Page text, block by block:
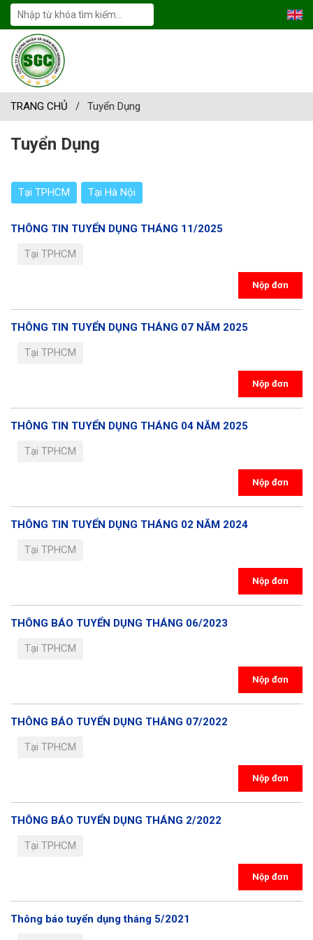
TRANG CHỦ / Tuyển Dụng
Tuyển Dụng
Tại TPHCM Tại Hà Nội
THÔNG TIN TUYỂN DỤNG THÁNG 11/2025
Tại TPHCM
Nộp đơn
THÔNG TIN TUYỂN DỤNG THÁNG 07 NĂM 2025
Tại TPHCM
Nộp đơn
THÔNG TIN TUYỂN DỤNG THÁNG 04 NĂM 2025
Tại TPHCM
Nộp đơn
THÔNG TIN TUYỂN DỤNG THÁNG 02 NĂM 2024
Tại TPHCM
Nộp đơn
THÔNG BÁO TUYỂN DỤNG THÁNG 06/2023
Tại TPHCM
Nộp đơn
THÔNG BÁO TUYỂN DỤNG THÁNG 07/2022
Tại TPHCM
Nộp đơn
THÔNG BÁO TUYỂN DỤNG THÁNG 2/2022
Tại TPHCM
Nộp đơn
Thông báo tuyển dụng tháng 5/2021